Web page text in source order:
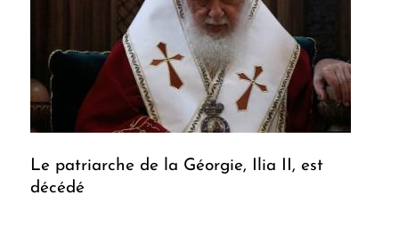
Le patriarche de la Géorgie, Ilia II, est
décédé